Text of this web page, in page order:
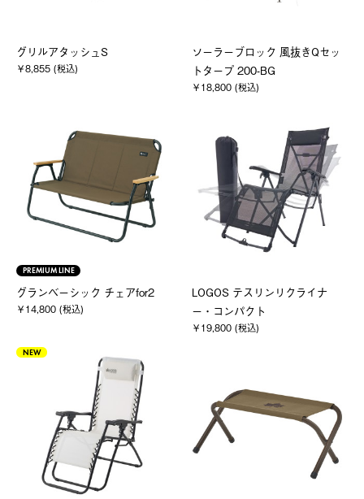
グリルアタッシュS
￥8,855 (税込)
ソーラーブロック 風抜きQセッ
トタープ 200-BG
￥18,800 (税込)
PREMIUM LINE
グランベーシック チェアfor2
￥14,800 (税込)
LOGOS テスリンリクライナ
ー・コンパクト
￥19,800 (税込)
NEW